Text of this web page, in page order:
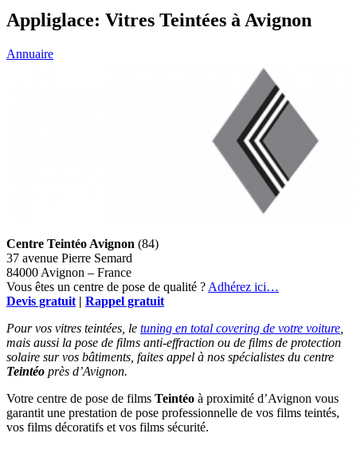
Appliglace: Vitres Teintées à Avignon
Annuaire
Centre Teintéo Avignon (84)
37 avenue Pierre Semard
84000 Avignon – France
Vous êtes un centre de pose de qualité ? Adhérez ici…
Devis gratuit | Rappel gratuit
Pour vos vitres teintées, le tuning en total covering de votre voiture
mais aussi la pose de films anti-effraction ou de films de protection
solaire sur vos bâtiments, faites appel à nos spécialistes du centre
Teintéo près d’Avignon.
Votre centre de pose de films Teintéo à proximité d’Avignon vous
garantit une prestation de pose professionnelle de vos films teintés,
vos films décoratifs et vos films sécurité.